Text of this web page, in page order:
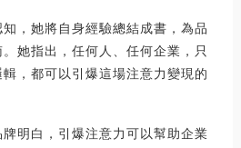
，她將自身經驗總結成書，為品
她指出，任何人、任何企業，只
，都可以引爆這場注意力變現的
牌明白，引爆注意力可以幫助企業